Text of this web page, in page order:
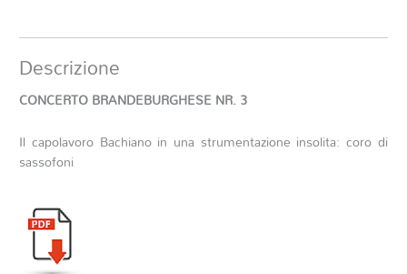
Descrizione
CONCERTO BRANDEBURGHESE NR. 3
Il capolavoro Bachiano in una strumentazione insolita: coro di
sassofoni